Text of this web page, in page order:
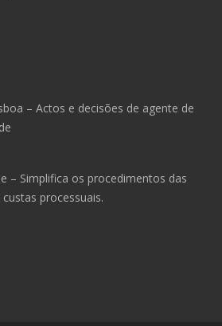
– Actos e decisões de agente de
– Simplifica os procedimentos das
processuais.